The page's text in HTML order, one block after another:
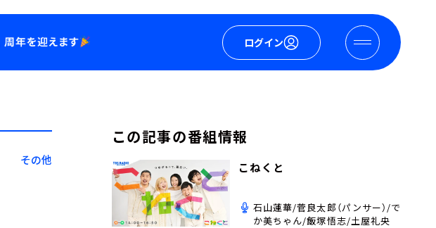
ログイン
その他
この記事の番組情報
こねくと
石山蓮華/菅良太郎（パンサー）/で
か美ちゃん/飯塚悟志/土屋礼央